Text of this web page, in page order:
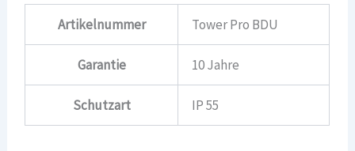
Artikelnummer Tower Pro BDU
Garantie 10 Jahre
Schutzart IP 55